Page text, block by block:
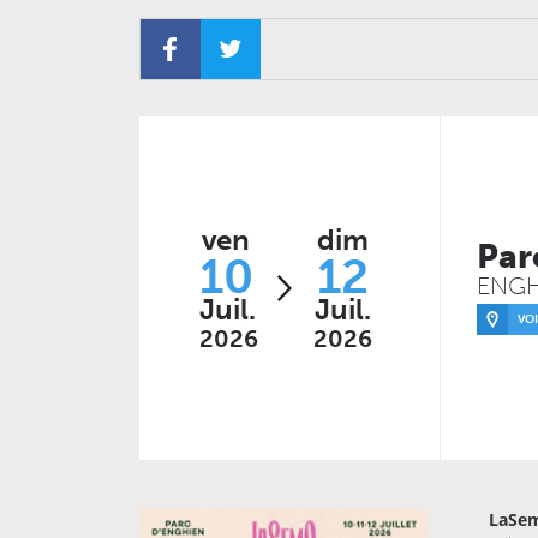
ven
10
Juil.
2026
dim
12
Juil.
2026
LE NOUVEAU SIÈCLE
Just Play